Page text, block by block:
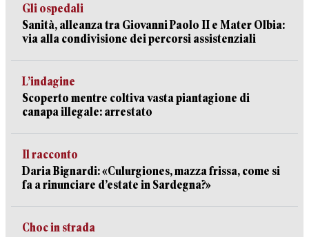
Gli ospedali
Sanità, alleanza tra Giovanni Paolo II e Mater Olbia:
via alla condivisione dei percorsi assistenziali
L’indagine
Scoperto mentre coltiva vasta piantagione di
canapa illegale: arrestato
Il racconto
Daria Bignardi: «Culurgiones, mazza frissa, come si
fa a rinunciare d’estate in Sardegna?»
Choc in strada